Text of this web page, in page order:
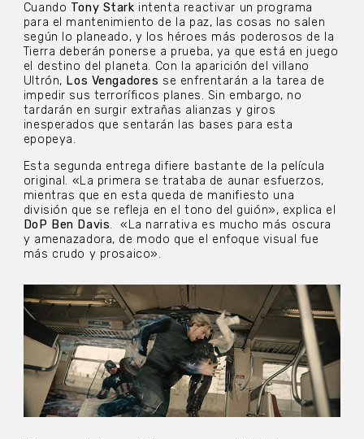
Cuando Tony Stark intenta reactivar un programa
para el mantenimiento de la paz, las cosas no salen
según lo planeado, y los héroes más poderosos de la
Tierra deberán ponerse a prueba, ya que está en juego
el destino del planeta. Con la aparición del villano
Ultrón, Los Vengadores se enfrentarán a la tarea de
impedir sus terroríficos planes. Sin embargo, no
tardarán en surgir extrañas alianzas y giros
inesperados que sentarán las bases para esta
epopeya.
Esta segunda entrega difiere bastante de la película
original. «La primera se trataba de aunar esfuerzos,
mientras que en esta queda de manifiesto una
división que se refleja en el tono del guión», explica el
DoP Ben Davis.
«La narrativa es mucho más oscura
y amenazadora, de modo que el enfoque visual fue
más crudo y prosaico».